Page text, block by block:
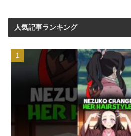
人気記事ランキング